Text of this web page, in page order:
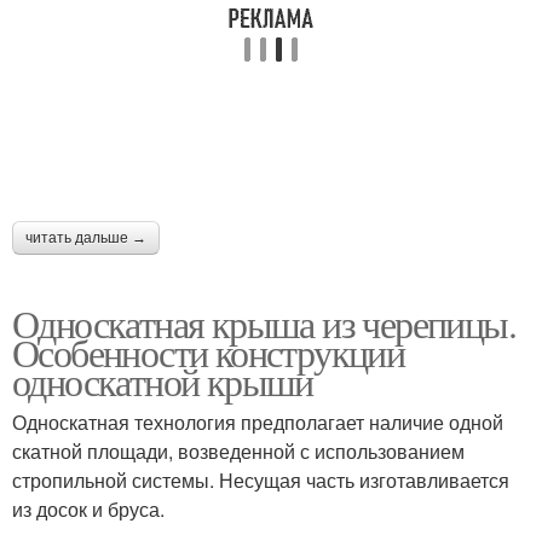
читать дальше →
Односкатная крыша из черепицы.
Особенности конструкции
односкатной крыши
Односкатная технология предполагает наличие одной
скатной площади, возведенной с использованием
стропильной системы. Несущая часть изготавливается
из досок и бруса.